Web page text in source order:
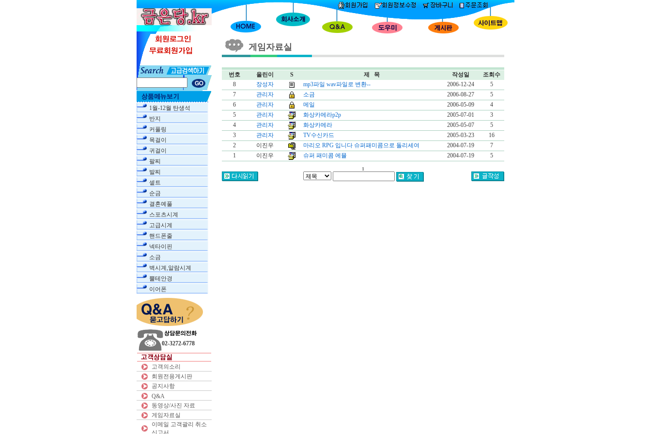
1월-12월 탄생석
반지
커풀링
목걸이
귀걸이
팔찌
발찌
셑트
순금
결혼예풀
스포츠시계
고급시계
핸드폰줄
넥타이핀
소금
벽시계,알람시계
뿔테안경
이어폰
02-3272-6778
고객의소리
회원전용게시판
공지사항
Q&A
동영상/사진 자료
게임자료실
이메일 고객괄리 취소
신고서
게임자료실
번호 올린이 S 제 목 작성일
조회수
8
장성자 mp3파일 wav파일로 변환-- 2006-12-24
5
7
관리자 소금 2006-08-27
5
6
관리자 메일 2006-05-09
4
5
관리자 화상카메라p2p 2005-07-01
3
4
관리자 화상카메라 2005-05-07
5
3
관리자 TV수신카드 2005-03-23
16
2
이진우 마리오 RPG 입니다 슈퍼패미콤으로 돌리세여 2004-07-19
7
1
이진우 슈퍼 패미콤 에뮬 2004-07-19 5
1